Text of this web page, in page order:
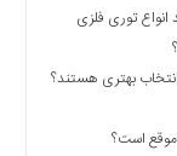
توری فلزی
بهتری هستند؟
است؟